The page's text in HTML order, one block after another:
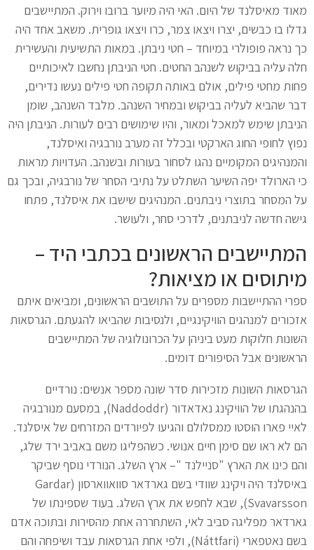
מאוד מאיסלנד של היום. האי היה מיוער ברובו וירוק. המתיישבים
גדלו בו כבשים, יצרו ויצאו צמר, כרו ויצאו גופרית. משאב אחד היה
כך נראה פופולרי במיוחד – חטי ניבתן. במאות התשיעית והעשירית
חלה עליה בביקוש לשנהב החטים. חטי הניבתן נחשבו לאיכותיים
פחות מחטי פילים, אולם באותה תקופה חטי פילים נעשו נדירים,
דבר שהביא לעליה בביקוש ובמחיר השנהב. מלבד השנהב, שומן
הניבתן שימש למאכל ומאור, והיו שימושים רבים לעורות. הניבתן היה
נפוץ לחופי החוג הארקטי ובכלל זה מערב נורבגיה ואיסלנד,
והמנהיגים המקומיים נהגו לסחור בעורות ובשנהב. העדויות מראות
כי הארולד יפה השיער השתלט על נתיבי הסחר של נורבגיה, ובכך גם
על המסחר בתוצרי ניבתנים. המנהיגים שישבו את איסלנד, פתחו
גישה חדשה לניבתנים, לדרכי סחר, ולעושר.
המתיישבים הראשונים בכתבי היד –
מיתוסים או מציאות?
ספרי ההתיישבות מספרים על התושבים הראשונים, ומביאים איתם
אזכורים למנהגים הוויקינגיים, ולנסיבות שהביאו להגעתם. הגרסאות
השונות חלוקות מעט ביניהן על הכרונולוגיה של המתיישבים
הראשונים אבל הסיפורים דומים.
הגרסאות השונות מזכירות סדר שונה מספר אנשים: נורדיים
בהנהגתו של הוויקינג נאדאדור (Naddoddr), במסעם מנורבגיה
לאיי פארו הוסטו ממסלולם והגיעו לפיורדים המזרחים של איסלנד.
הם לא ראו שם סימן חיים אנושי. כשהפליגו משם באביב ירד שלג,
והם כינו את הארץ "סניילנד "– ארץ השלג. הנורדי נוסף שביקר
באיסלנד היה ויקינג שוודי בשם גארדאר סוואווארסון (Gardar
Svavarsson), שבא לחפש את ארץ השלג. בעוד שספינתו של
גארדאר מפליגה סביב לאי, השתחררה אחת מהסירות ובתוכה אדם
בשם נאטפארי (Náttfari), ולפי אחת הגרסאות עבד ושיפחה והם